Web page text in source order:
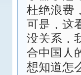
杜绝浪费
可是，这
没关系，
合中国人
想知道怎